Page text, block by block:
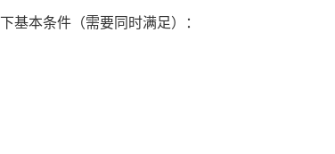
基本条件（需要同时满足）：